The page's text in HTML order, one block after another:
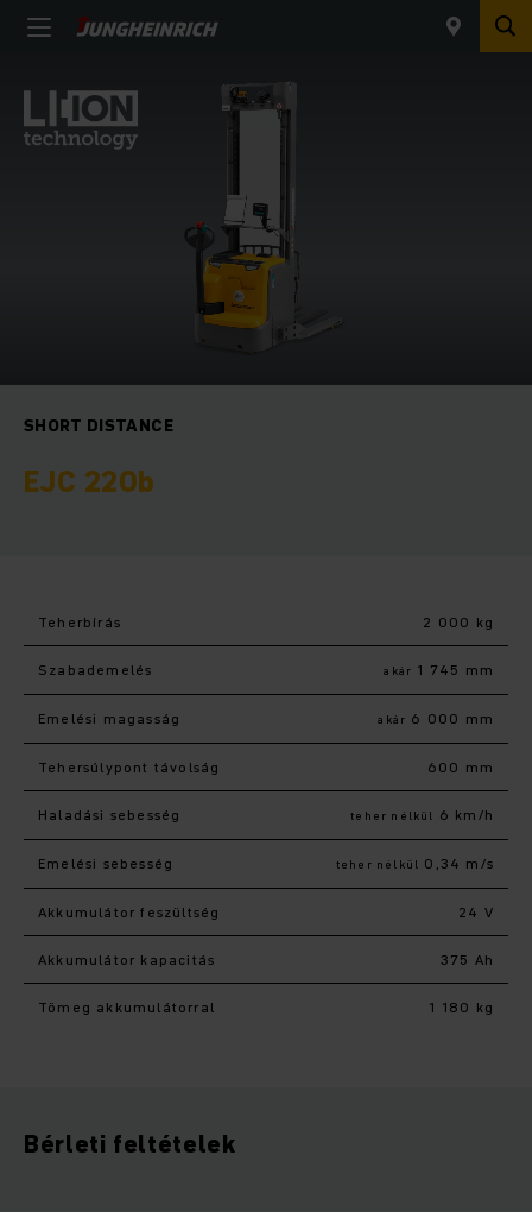
SHORT DISTANCE
EJC 220b
Teherbírás 2 000 kg
Szabademelés akár 1 745 mm
Emelési magasság akár 6 000 mm
Tehersúlypont távolság 600 mm
Haladási sebesség teher nélkül 6 km/h
Emelési sebesség teher nélkül 0,34 m/s
Akkumulátor feszültség 24 V
Akkumulátor kapacitás 375 Ah
Tömeg akkumulátorral 1 180 kg
Bérleti feltételek